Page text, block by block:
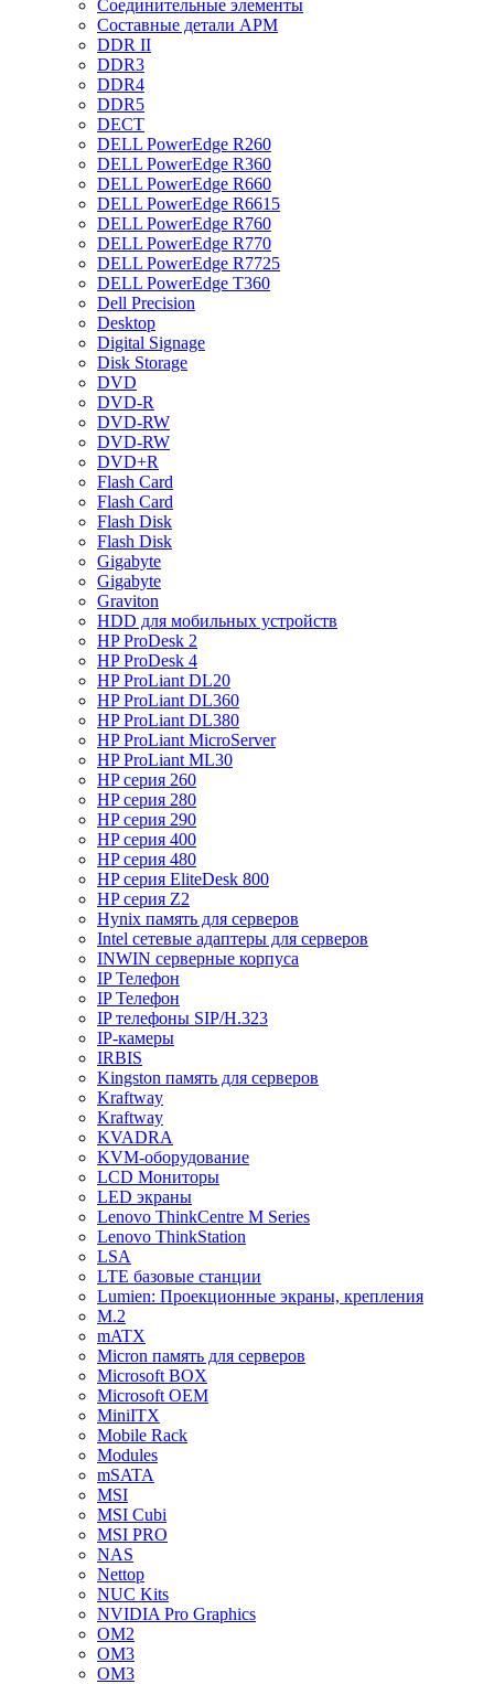
Cоединительные элементы
Cоставные детали АРМ
DDR II
DDR3
DDR4
DDR5
DECT
DELL PowerEdge R260
DELL PowerEdge R360
DELL PowerEdge R660
DELL PowerEdge R6615
DELL PowerEdge R760
DELL PowerEdge R770
DELL PowerEdge R7725
DELL PowerEdge T360
Dell Precision
Desktop
Digital Signage
Disk Storage
DVD
DVD-R
DVD-RW
DVD-RW
DVD+R
Flash Card
Flash Card
Flash Disk
Flash Disk
Gigabyte
Gigabyte
Graviton
HDD для мобильных устройств
HP ProDesk 2
HP ProDesk 4
HP ProLiant DL20
HP ProLiant DL360
HP ProLiant DL380
HP ProLiant MicroServer
HP ProLiant ML30
HP серия 260
HP серия 280
HP серия 290
HP серия 400
HP серия 480
HP серия EliteDesk 800
HP серия Z2
Hynix память для серверов
Intel сетевые адаптеры для серверов
INWIN серверные корпуса
IP Телефон
IP Телефон
IP телефоны SIP/H.323
IP-камеры
IRBIS
Kingston память для серверов
Kraftway
Kraftway
KVADRA
KVM-оборудование
LCD Мониторы
LED экраны
Lenovo ThinkCentre M Series
Lenovo ThinkStation
LSA
LTE базовые станции
Lumien: Проекционные экраны, крепления
M.2
mATX
Micron память для серверов
Microsoft BOX
Microsoft OEM
MiniITX
Mobile Rack
Modules
mSATA
MSI
MSI Cubi
MSI PRO
NAS
Nettop
NUC Kits
NVIDIA Pro Graphics
OM2
OM3
OM3